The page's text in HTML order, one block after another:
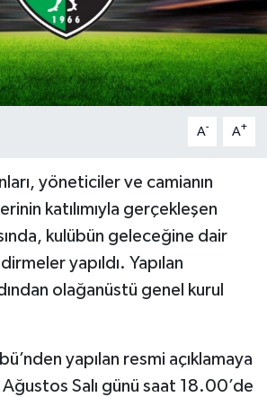
A- A+
yöneticiler ve camianın
katılımıyla gerçekleşen
kulübün geleceğine dair
yapıldı. Yapılan
olağanüstü genel kurul
yapılan resmi açıklamaya
Salı günü saat 18.00’de